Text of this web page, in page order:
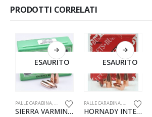
PRODOTTI CORRELATI
ESAURITO
PALLE CARABINA, RICARICA
SIERRA VARMINTER CAL 22C .223 40 GR. HORNET CONF. DA 100 PZ.
ESAURITO
PALLE CARABINA, RICARICA
HORNADY INTERLOCK CAL 9.3 .366 286 GR. SP-RP CONF.DA 50 PZ.